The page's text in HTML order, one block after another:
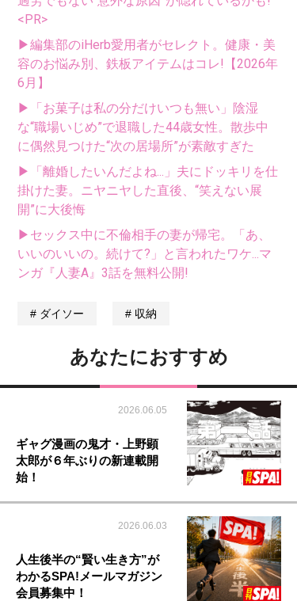
<PR>
▶編集部のiHerb愛用者がセレクト。健康・美
容のお悩み別、鉄板アイテムはコレ!【2026年
6月】
▶「お菓子は私の分だけいつも無い」陰湿
な“職場いじめ”で退職した44歳女性。散歩中
に偶然見つけた“次の居場所”が素敵すぎた
▶「離婚したいんだよね...」夫にドッキリを仕
掛けた妻。ニヤニヤした直後、“笑えない展
開”に大後悔
▶セックス中に不倫相手の妻が帰宅。「あ、
いいのいいの。続けて?」と言われたワケ...マ
ンガ『人妻A』3話を無料公開!
ダイソー 収納
あなたにおすすめ
2026.06.05
ギャグ漫画の鬼才・上野顕
太郎が６年ぶりの新連載開
始！
2026.06.03
人生後半の“賢い生き方”が
わかるSPA!メールマガジン
会員募集中！